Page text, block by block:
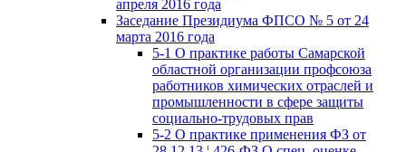
апреля 2016 года
Заседание Президиума ФПСО № 5 от 24
марта 2016 года
5-1 О практике работы Самарской
областной организации профсоюза
работников химических отраслей и
промышленности в сфере защиты
социально-трудовых прав
5-2 О практике применения ФЗ от